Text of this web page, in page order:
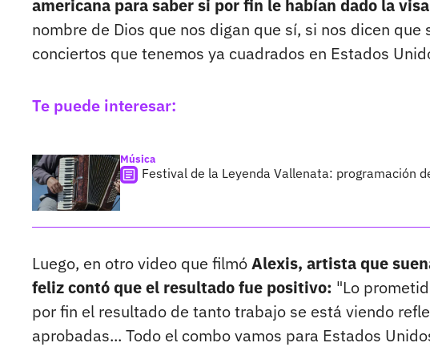
americana para saber si por fin le habían dado la
nombre de Dios que nos digan que sí, si nos dicen
conciertos que tenemos ya cuadrados en Estados
Te puede interesar:
Música
Festival de la Leyenda Vallenata: programación
Luego, en otro video que filmóAlexis, artista que
feliz contó que el resultado fue positivo: "Lo
por fin el resultado de tanto trabajo se está viendo
aprobadas... Todo el combo vamos para Estados